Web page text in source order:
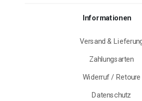
Informationen
Versand &
Zahlungsarten
Widerruf / Retoure
Datenschutz